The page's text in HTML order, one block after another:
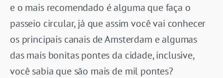
e o mais recomendado é alguma que faça o
passeio circular, já que assim você vai conhecer
os principais canais de Amsterdam e algumas
das mais bonitas pontes da cidade, inclusive,
você sabia que são mais de mil pontes?